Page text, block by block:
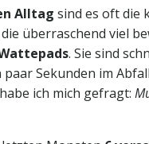
Alltag sind es oft die
überraschend viel
. Sie sind
paar Sekunden im
ich mich gefragt: